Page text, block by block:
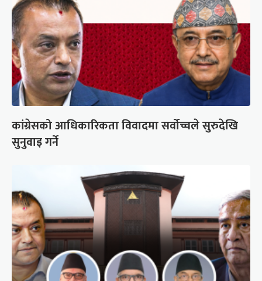
कांग्रेसको आधिकारिकता विवादमा सर्वोच्चले सुरुदेखि
सुनुवाइ गर्ने